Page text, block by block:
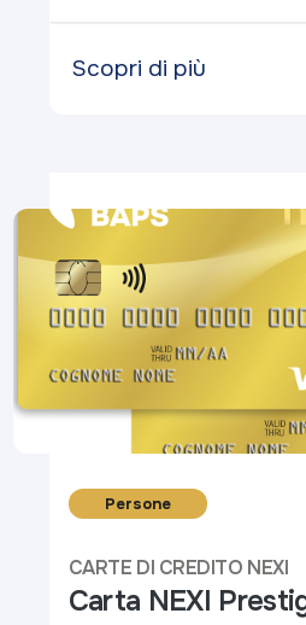
Scopri di più
Persone
CARTE DI CREDITO NEXI
Carta NEXI